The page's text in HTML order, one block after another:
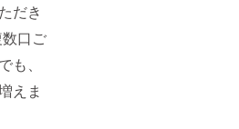
だき
口ご
も、
えま